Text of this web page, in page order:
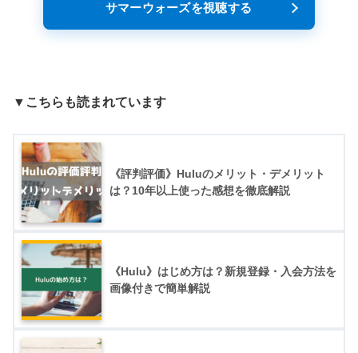
サマーウォーズを視聴する
▼こちらも読まれています
《評判評価》Huluのメリット・デメリット
は？10年以上使った感想を徹底解説
《Hulu》はじめ方は？新規登録・入会方法を
画像付きで簡単解説